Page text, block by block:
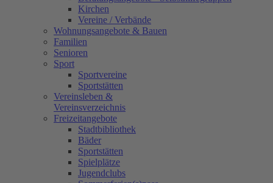
Kirchen
Vereine / Verbände
Wohnungsangebote & Bauen
Familien
Senioren
Sport
Sportvereine
Sportstätten
Vereinsleben &
Vereinsverzeichnis
Freizeitangebote
Stadtbibliothek
Bäder
Sportstätten
Spielplätze
Jugendclubs